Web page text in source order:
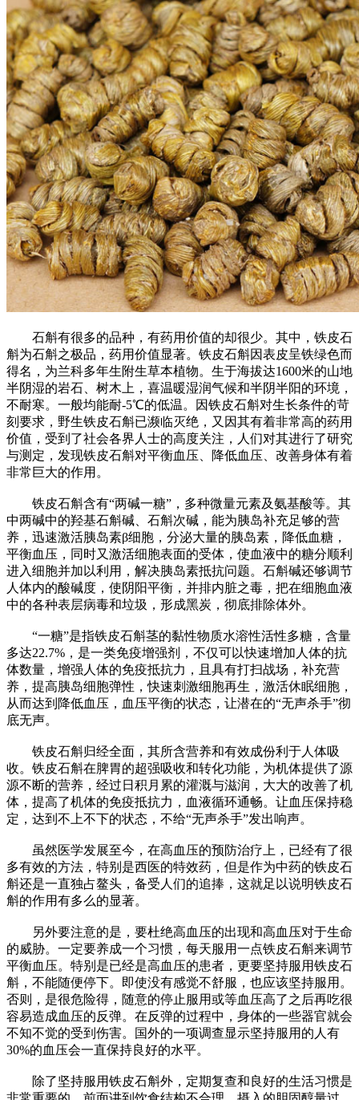
石斛有很多的品种，有药用价值的却很少。其中，铁皮石
斛为石斛之极品，药用价值显著。铁皮石斛因表皮呈铁绿色而
得名，为兰科多年生附生草本植物。生于海拔达1600米的山地
半阴湿的岩石、树木上，喜温暖湿润气候和半阴半阳的环境，
不耐寒。一般均能耐-5℃的低温。因铁皮石斛对生长条件的苛
刻要求，野生铁皮石斛已濒临灭绝，又因其有着非常高的药用
价值，受到了社会各界人士的高度关注，人们对其进行了研究
与测定，发现铁皮石斛对平衡血压、降低血压、改善身体有着
非常巨大的作用。
铁皮石斛含有“两碱一糖”，多种微量元素及氨基酸等。其
中两碱中的羟基石斛碱、石斛次碱，能为胰岛补充足够的营
养，迅速激活胰岛素β细胞，分泌大量的胰岛素，降低血糖，
平衡血压，同时又激活细胞表面的受体，使血液中的糖分顺利
进入细胞并加以利用，解决胰岛素抵抗问题。石斛碱还够调节
人体内的酸碱度，使阴阳平衡，并排内脏之毒，把在细胞血液
中的各种表层病毒和垃圾，形成黑炭，彻底排除体外。
“一糖”是指铁皮石斛茎的黏性物质水溶性活性多糖，含量
多达22.7%，是一类免疫增强剂，不仅可以快速增加人体的抗
体数量，增强人体的免疫抵抗力，且具有打扫战场，补充营
养，提高胰岛细胞弹性，快速刺激细胞再生，激活休眠细胞，
从而达到降低血压，血压平衡的状态，让潜在的“无声杀手”彻
底无声。
铁皮石斛归经全面，其所含营养和有效成份利于人体吸
收。铁皮石斛在脾胃的超强吸收和转化功能，为机体提供了源
源不断的营养，经过日积月累的灌溉与滋润，大大的改善了机
体，提高了机体的免疫抵抗力，血液循环通畅。让血压保持稳
定，达到不上不下的状态，不给“无声杀手”发出响声。
虽然医学发展至今，在高血压的预防治疗上，已经有了很
多有效的方法，特别是西医的特效药，但是作为中药的铁皮石
斛还是一直独占鳌头，备受人们的追捧，这就足以说明铁皮石
斛的作用有多么的显著。
另外要注意的是，要杜绝高血压的出现和高血压对于生命
的威胁。一定要养成一个习惯，每天服用一点铁皮石斛来调节
平衡血压。特别是已经是高血压的患者，更要坚持服用铁皮石
斛，不能随便停下。即使没有感觉不舒服，也应该坚持服用。
否则，是很危险得，随意的停止服用或等血压高了之后再吃很
容易造成血压的反弹。在反弹的过程中，身体的一些器官就会
不知不觉的受到伤害。国外的一项调查显示坚持服用的人有
30%的血压会一直保持良好的水平。
除了坚持服用铁皮石斛外，定期复查和良好的生活习惯是